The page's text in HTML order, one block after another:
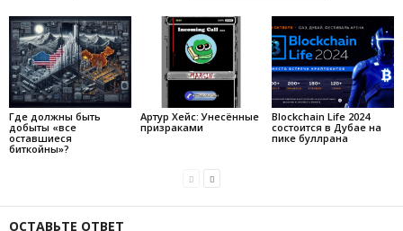
Где должны быть
добыты «все
оставшиеся
биткойны»?
Артур Хейс: Унесённые
призраками
Blockchain Life 2024
состоится в Дубае на
пике буллрана
ОСТАВЬТЕ ОТВЕТ